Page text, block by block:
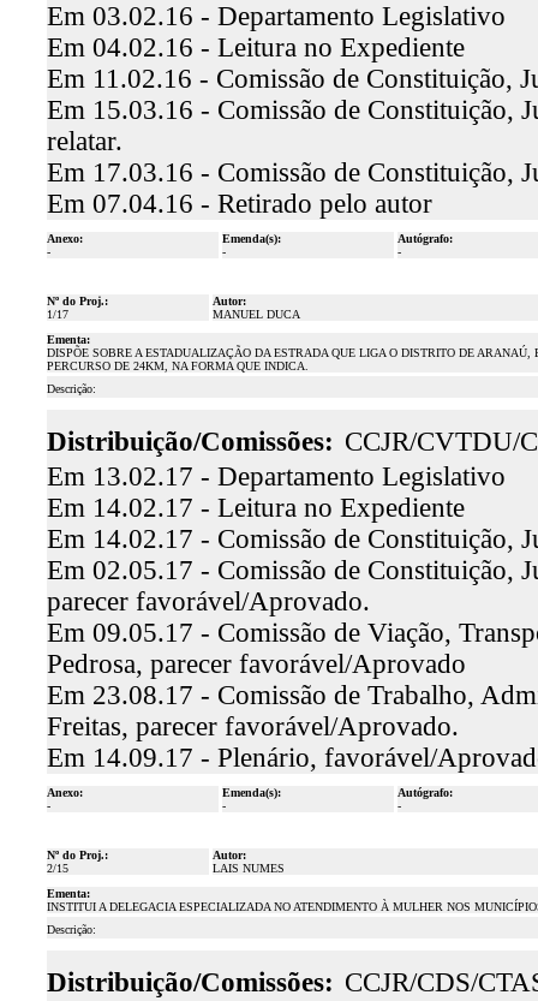
Em 03.02.16 - Departamento Legislativo
Em 04.02.16 - Leitura no Expediente
Em 11.02.16 - Comissão de Constituição,
Em 15.03.16 - Comissão de Constituição,
relatar.
Em 17.03.16 - Comissão de Constituição,
Em 07.04.16 - Retirado pelo autor
Anexo:
-
Emenda(s):
-
Autógrafo:
-
Nº do Proj.:
1/17
Autor:
MANUEL DUCA
Ementa:
DISPÕE SOBRE A ESTADUALIZAÇÃO DA ESTRADA QUE LIGA O DISTRITO DE
PERCURSO DE 24KM, NA FORMA QUE INDICA.
Descrição:
Distribuição/Comissões: CCJR/CVTDU/
Em 13.02.17 - Departamento Legislativo
Em 14.02.17 - Leitura no Expediente
Em 14.02.17 - Comissão de Constituição,
Em 02.05.17 - Comissão de Constituição,
parecer favorável/Aprovado.
Em 09.05.17 - Comissão de Viação,
Pedrosa, parecer favorável/Aprovado
Em 23.08.17 - Comissão de Trabalho,
Freitas, parecer favorável/Aprovado.
Em 14.09.17 - Plenário, favorável/
Anexo:
-
Emenda(s):
-
Autógrafo:
-
Nº do Proj.:
2/15
Autor:
LAIS NUMES
Ementa:
INSTITUI A DELEGACIA ESPECIALIZADA NO ATENDIMENTO À MULHER NOS
Descrição:
Distribuição/Comissões: CCJR/CDS/